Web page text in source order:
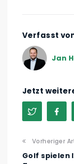
Verfasst
Jan
Jetzt
Vorheriger
Golf spielen